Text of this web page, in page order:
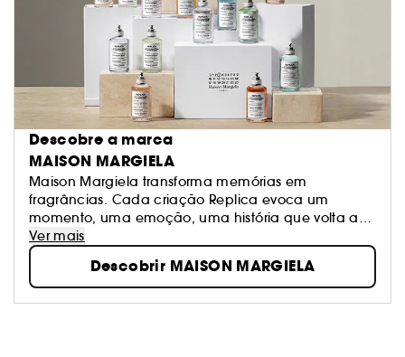
Descobre a marca
MAISON MARGIELA
Maison Margiela transforma memórias em
fragrâncias. Cada criação Replica evoca um
momento, uma emoção, uma história que volta a
ganhar vida.
Ver mais
Descobrir MAISON MARGIELA